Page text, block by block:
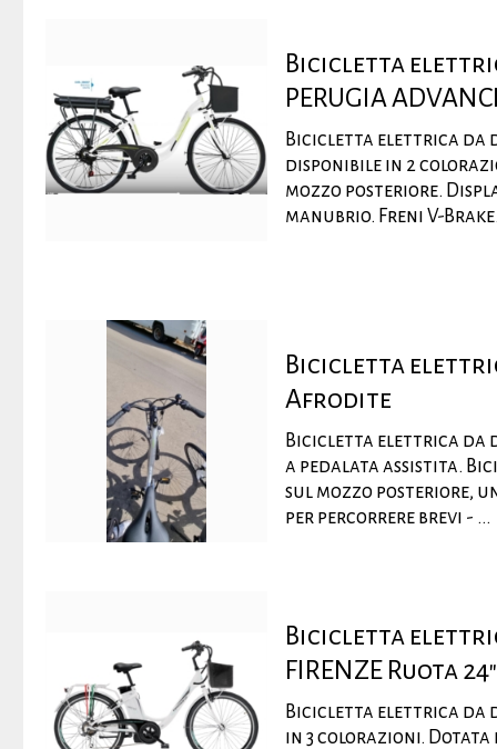
Bicicletta
PERUGIA
Bicicletta elettrica da
disponibile in 2
mozzo posteriore.
manubrio. Freni V-
Bicicletta
Afrodite
Bicicletta elettrica da
a pedalata assistita.
sul mozzo posteriore,
per percorrere brevi - ...
Bicicletta
FIRENZE Ruota 24"
Bicicletta elettrica da
in 3 colorazioni. Dotata